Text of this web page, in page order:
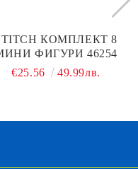
КОМПЛЕКТ 8
ФИГУРИ 46254
€25.56
49.99лв.